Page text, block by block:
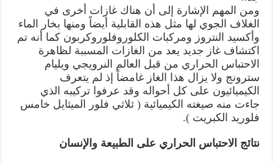
ومن المهم الإشارة إلى أن هناك غازات أخرى في
الغلاف الجوي لها مثل هذه القابلية أيضاً ومنها بخار الماء
وأكسيد النتروز ومركبات الكلوروفلوروكربون كما أنه تم
اكتشاف غاز جديد يعد من الغازات المسببة لظاهرة
الاحتباس الحراري من قبل العالم النرويجي ويليام
سترونج ولا يزال هذا الغاز غامضاً إذ لم يتعرف
الكيميائيون على كل أحواله وقد عرفوا تركيبه الذي
جاءت منه صيغته الكيميائية ( ثلاثي فلور الميثايل خامس
فلوريد الكبريت ).
نتائج الاحتباس الحراري على الطبيعة والإنسان